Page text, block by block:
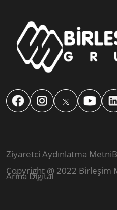
Ziyaretci Aydınlatma Metni
Copyright @ 2022 Birleşim
Arina Digital